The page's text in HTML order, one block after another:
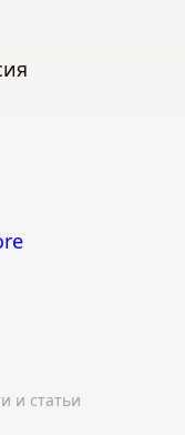
и статьи